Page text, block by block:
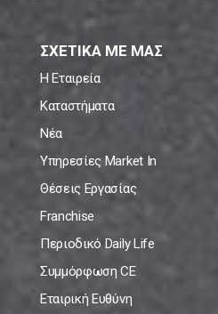
ΣΧΕΤΙΚΑ ΜΕ ΜΑΣ
Η Εταιρεία
Καταστήματα
Νέα
Υπηρεσίες Market In
Θέσεις Εργασίας
Franchise
Περιοδικό Daily Life
Συμμόρφωση CE
Εταιρική Ευθύνη